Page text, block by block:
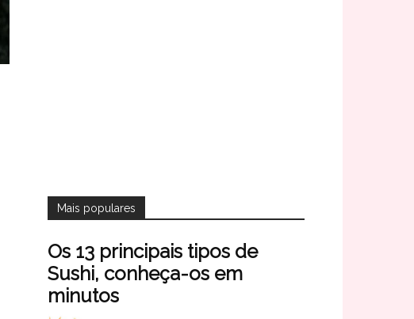
Mais populares
Os 13 principais tipos de
Sushi, conheça-os em
minutos